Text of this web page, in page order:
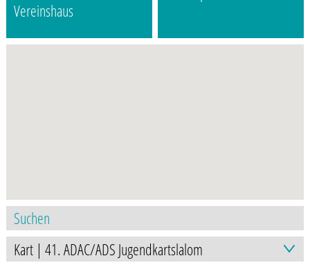
Vereinshaus